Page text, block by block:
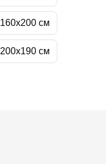
160х200 см
200х190 см